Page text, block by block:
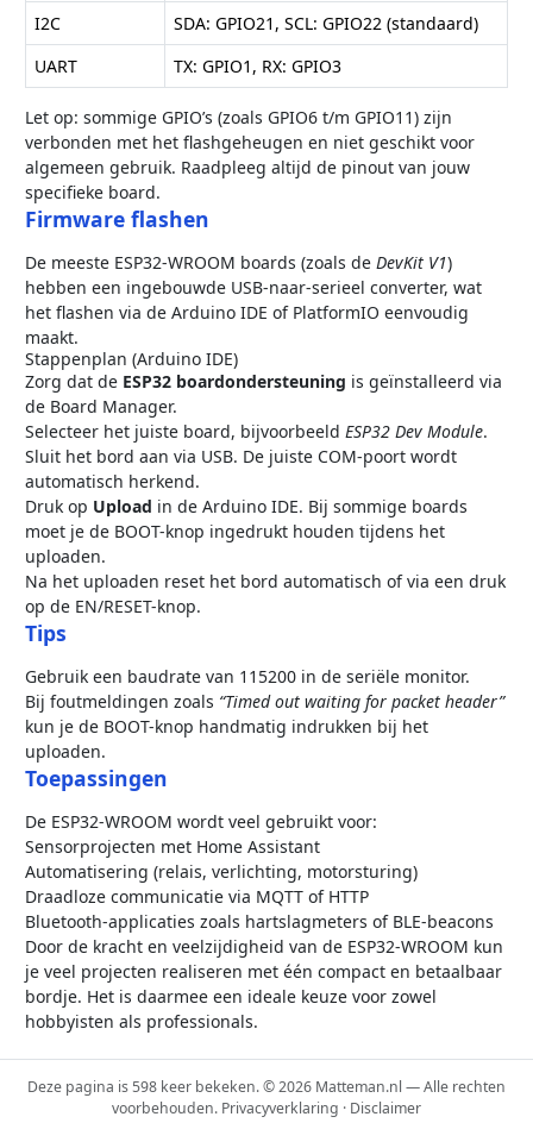
I2C
SDA: GPIO21, SCL: GPIO22 (standaard)
UART
TX: GPIO1, RX: GPIO3
Let op: sommige GPIO’s (zoals GPIO6 t/m GPIO11) zijn
verbonden met het flashgeheugen en niet geschikt voor
algemeen gebruik. Raadpleeg altijd de pinout van jouw
specifieke board.
Firmware flashen
De meeste ESP32-WROOM boards (zoals de DevKit V1)
hebben een ingebouwde USB-naar-serieel converter, wat
het flashen via de Arduino IDE of PlatformIO eenvoudig
maakt.
Stappenplan (Arduino IDE)
Zorg dat de ESP32 boardondersteuning is geïnstalleerd via
de Board Manager.
Selecteer het juiste board, bijvoorbeeld ESP32 Dev Module.
Sluit het bord aan via USB. De juiste COM-poort wordt
automatisch herkend.
Druk op Upload in de Arduino IDE. Bij sommige boards
moet je de BOOT-knop ingedrukt houden tijdens het
uploaden.
Na het uploaden reset het bord automatisch of via een druk
op de EN/RESET-knop.
Tips
Gebruik een baudrate van 115200 in de seriële monitor.
Bij foutmeldingen zoals “Timed out waiting for packet header”
kun je de BOOT-knop handmatig indrukken bij het
uploaden.
Toepassingen
De ESP32-WROOM wordt veel gebruikt voor:
Sensorprojecten met Home Assistant
Automatisering (relais, verlichting, motorsturing)
Draadloze communicatie via MQTT of HTTP
Bluetooth-applicaties zoals hartslagmeters of BLE-beacons
Door de kracht en veelzijdigheid van de ESP32-WROOM kun
je veel projecten realiseren met één compact en betaalbaar
bordje. Het is daarmee een ideale keuze voor zowel
hobbyisten als professionals.
Deze pagina is 598 keer bekeken. © 2026 Matteman.nl — Alle rechten
voorbehouden. Privacyverklaring · Disclaimer